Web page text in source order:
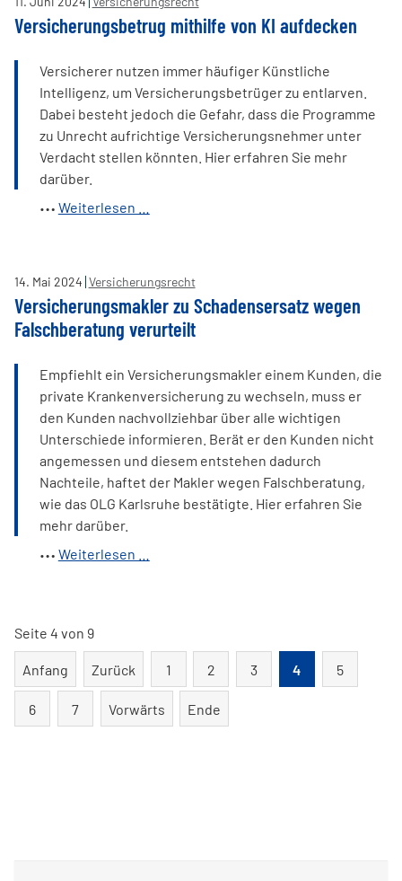
Beratungspflicht
der
Versicherungsbetrug mithilfe von KI aufdecken
Versicherer nutzen immer häufiger Künstliche
Intelligenz, um Versicherungsbetrüger zu entlarven.
Dabei besteht jedoch die Gefahr, dass die Programme
zu Unrecht aufrichtige Versicherungsnehmer unter
Verdacht stellen könnten. Hier erfahren Sie mehr
darüber.
Weiterlesen …
aufdecken
14. Mai 2024 Versicherungsrecht
Versicherungsmakler zu Schadensersatz wegen
Falschberatung verurteilt
Empfiehlt ein Versicherungsmakler einem Kunden, die
private Krankenversicherung zu wechseln, muss er
den Kunden nachvollziehbar über alle wichtigen
Unterschiede informieren. Berät er den Kunden nicht
angemessen und diesem entstehen dadurch
Nachteile, haftet der Makler wegen Falschberatung,
wie das OLG Karlsruhe bestätigte. Hier erfahren Sie
mehr darüber.
Weiterlesen …
Seite 4 von 9
Anfang Zurück 1 2 3 4 5
6 7 Vorwärts Ende